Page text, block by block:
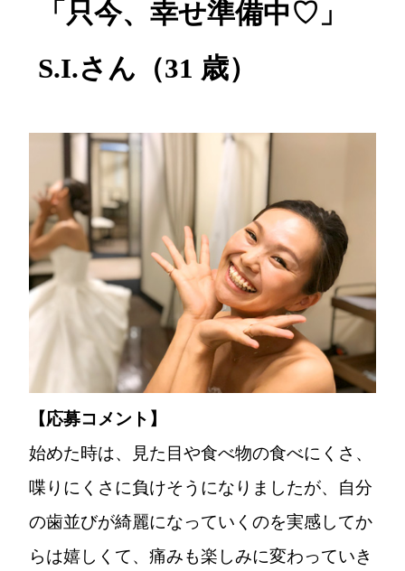
「只今、幸せ準備中♡」
S.I.さん（31 歳）
【応募コメント】
始めた時は、見た目や食べ物の食べにくさ、
喋りにくさに負けそうになりましたが、自分
の歯並びが綺麗になっていくのを実感してか
らは嬉しくて、痛みも楽しみに変わっていき